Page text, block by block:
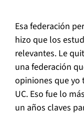
Esa federación
hizo que los
relevantes. Le
una federación
opiniones que yo
UC. Eso fue lo
un años claves